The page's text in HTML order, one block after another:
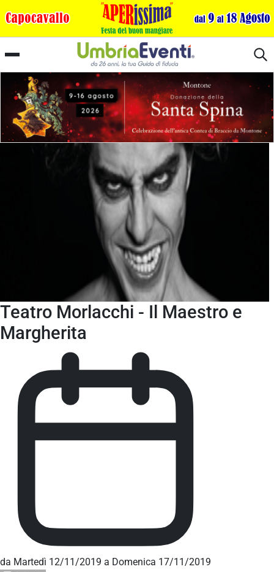
Teatro Morlacchi - Il Maestro e
Margherita
da Martedì 12/11/2019 a Domenica 17/11/2019